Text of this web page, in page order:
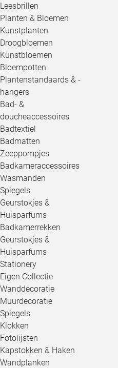
Leesbrillen
Planten & Bloemen
Kunstplanten
Droogbloemen
Kunstbloemen
Bloempotten
Plantenstandaards & -
hangers
Bad- &
doucheaccessoires
Badtextiel
Badmatten
Zeeppompjes
Badkameraccessoires
Wasmanden
Spiegels
Geurstokjes &
Huisparfums
Badkamerrekken
Geurstokjes &
Huisparfums
Stationery
Eigen Collectie
Wanddecoratie
Muurdecoratie
Spiegels
Klokken
Fotolijsten
Kapstokken & Haken
Wandplanken